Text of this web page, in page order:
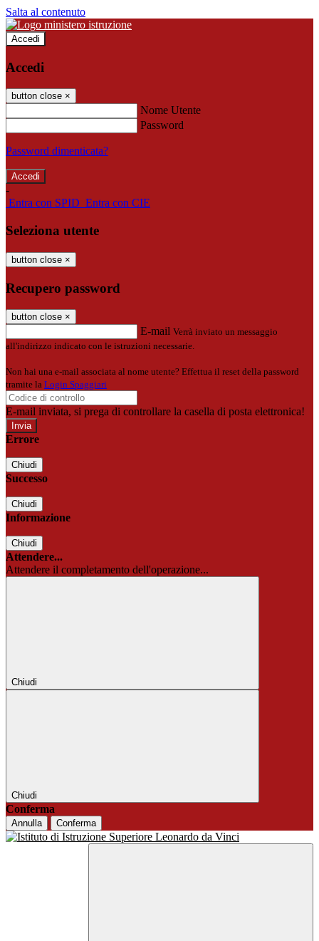
Salta al contenuto
Accedi
Accedi
button close ×
Nome Utente
Password
Password dimenticata?
-
Entra con SPID Entra con CIE
Seleziona utente
button close ×
Recupero password
button close ×
E-mail Verrà inviato un messaggio
all'indirizzo indicato con le istruzioni necessarie.
Non hai una e-mail associata al nome utente? Effettua il reset della password
tramite la Login Spaggiari
E-mail inviata, si prega di controllare la casella di posta elettronica!
Errore
Chiudi
Successo
Chiudi
Informazione
Chiudi
Attendere...
Attendere il completamento dell'operazione...
Chiudi
Chiudi
Conferma
Annulla Conferma